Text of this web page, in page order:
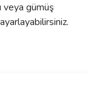
veya gümüş